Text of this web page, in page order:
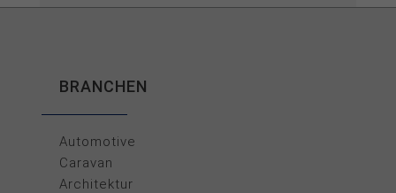
BRANCHEN
Automotive
Caravan
Architektur